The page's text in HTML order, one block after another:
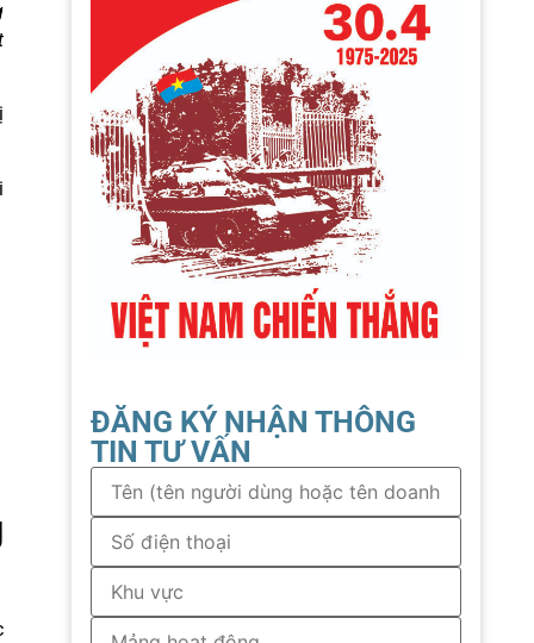
ĐĂNG KÝ NHẬN THÔNG
TIN TƯ VẤN